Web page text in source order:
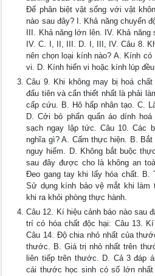
Để phân biệt vật sống với vật
nào sau đây? I. Khả năng chuyển
III. Khả năng lớn lên. IV. Khả
IV. C. I, II, III. D. I, III, IV. Câu 8.
nên chọn loại kính nào? A. Kính
vi. D. Kính hiển vi hoặc kính lúp
Câu 9. Khi không may bị hoá
đẩu tiên và cẩn thiết nhất là phải
cấp cứu. B. Hô hấp nhân tạo. C.
D. Cởi bỏ phẩn quẩn áo dính
sạch ngay lập tức. Câu 10. Các
nghĩa gì? A. Cấm thực hiện. B.
nguy hiểm. D. Không bắt buộc
sau đây được cho là không an
Đeo gang tay khi lấy hóa chất. B.
Sử dụng kính bảo vệ mắt khi
khi ra khỏi phòng thực hành.
Câu 12. Kí hiệu cảnh báo nào sau
trí có hóa chất độc hại: Câu 13.
Câu 14. Độ chia nhỏ nhất của
thước. B. Giá trị nhỏ nhất trên
liên tiếp trên thước. D. Cả 3 đáp
cái thước học sinh có số lớn